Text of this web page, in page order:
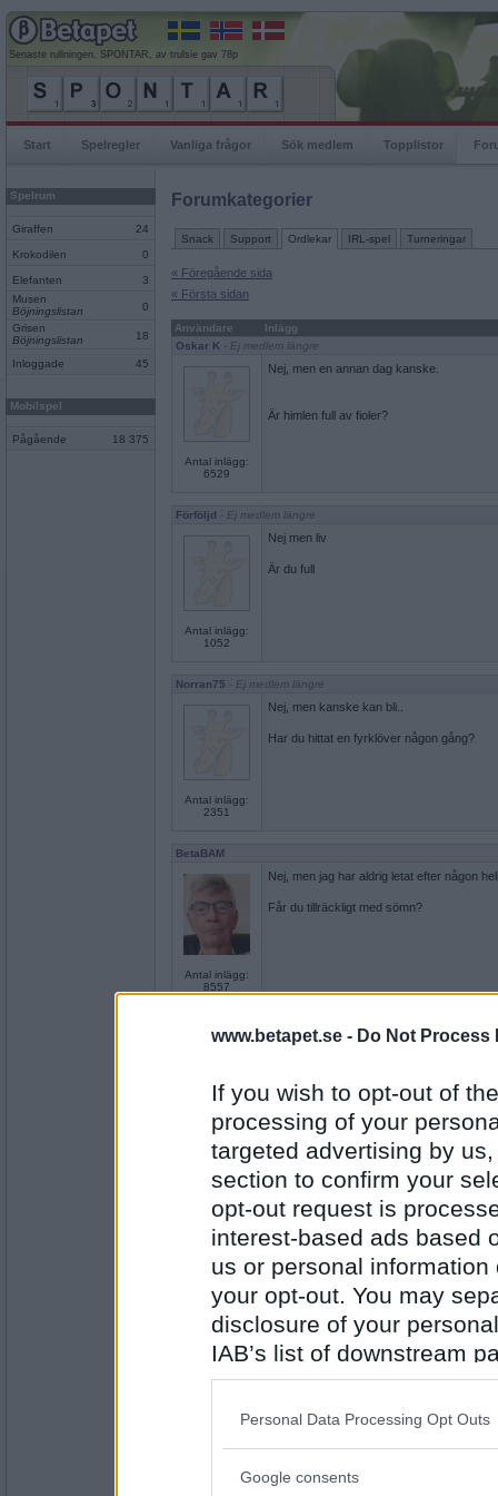
www.betapet.se - Do Not Process
If you wish to opt-out of
processing of your
targeted advertising by
section to confirm your
opt-out request is
interest-based ads based
us or personal
your opt-out. You may
disclosure of your
IAB’s list of downstream
also be disclosed by us
Downstream Participants
Please note that this
Personal Data Processing Opt Outs
Google consents
Senaste rullningen, SPONTAR, av trulsie gav 78p
Start Spelregler Vanliga frågor Sök medlem Topplistor
Spelrum
Giraffen 24
Krokodilen 0
Elefanten
3
Musen
Böjningslistan
0
Grisen
Böjningslistan
18
Inloggade 45
Mobilspel
Pågående 18 375
Forumkategorier
Snack Support Ordlekar IRL-spel Turneringar
« Föregående sida
« Första sidan
Användare
Inlägg
Oskar K - Ej medlem längre
Antal inlägg:
6529
Nej, men en annan dag kanske.
Är himlen full av fioler?
Förföljd - Ej medlem längre
Antal inlägg:
1052
Nej men liv
Är du full
Norran75 - Ej medlem längre
Antal inlägg:
2351
Nej, men kanske kan bli..
Har du hittat en fyrklöver någon gång?
BetaBAM
Antal inlägg:
8557
Nej, men jag har aldrig letat efter någon
Får du tillräckligt med sömn?
- Ej medlem längre
Antal inlägg:
6529
Tycker du p, kompromisser?
Antal inlägg:
22361
Nej, men ibland är det nog rätt bra
Är du en sån som gärna vill medla och
Norran75 - Ej medlem längre
Antal inlägg:
Har du ätit efter tallriksmodellen idag?